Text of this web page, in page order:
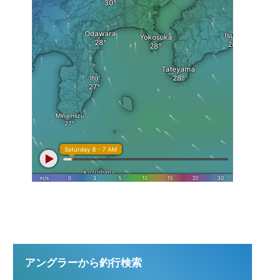
アングラーから釣行検索